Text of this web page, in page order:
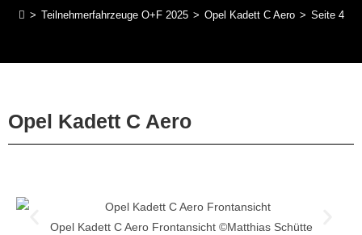
> Teilnehmerfahrzeuge O+F 2025 > Opel Kadett C Aero > Seite 4
Opel Kadett C Aero
Opel Kadett C Aero Frontansicht ©Matthias Schütte